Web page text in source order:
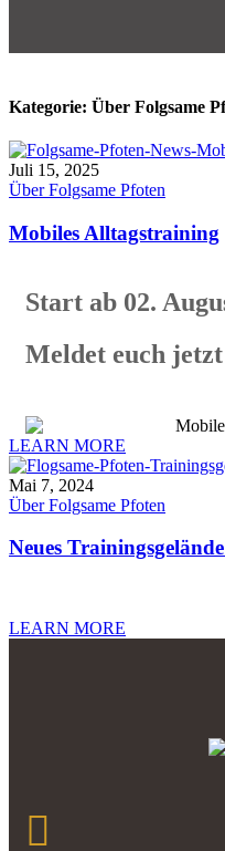
Kategorie: Über Folgsame
Juli 15, 2025
Über Folgsame Pfoten
Mobiles Alltagstraining
Start ab 02.
Meldet euch
LEARN MORE
Mai 7, 2024
Über Folgsame Pfoten
Neues
LEARN MORE